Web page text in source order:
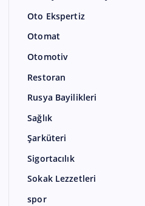
Oto Ekspertiz
Otomat
Otomotiv
Restoran
Rusya Bayilikleri
Sağlık
Şarküteri
Sigortacılık
Sokak Lezzetleri
spor